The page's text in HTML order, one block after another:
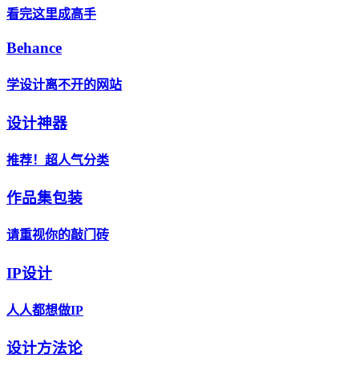
看完这里成高手
Behance
学设计离不开的网站
设计神器
推荐！超人气分类
作品集包装
请重视你的敲门砖
IP设计
人人都想做IP
设计方法论